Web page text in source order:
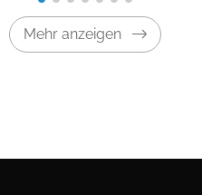
Mehr anzeigen